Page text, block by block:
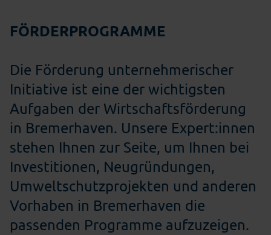
FÖRDERPROGRAMME
Die Förderung unternehmerischer
Initiative ist eine der wichtigsten
Aufgaben der Wirtschaftsförderung
in Bremerhaven. Unsere Expert:innen
stehen Ihnen zur Seite, um Ihnen bei
Investitionen, Neugründungen,
Umweltschutzprojekten und anderen
Vorhaben in Bremerhaven die
passenden Programme aufzuzeigen.